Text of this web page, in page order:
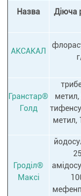
Назва Діюча
АКСАКАЛ
Гранстар®
Голд
метил,
метил,
Гроділ®
Максі